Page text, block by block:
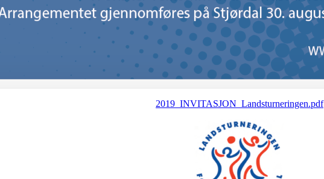
2019_INVITASJON_Landsturneringen.pdf